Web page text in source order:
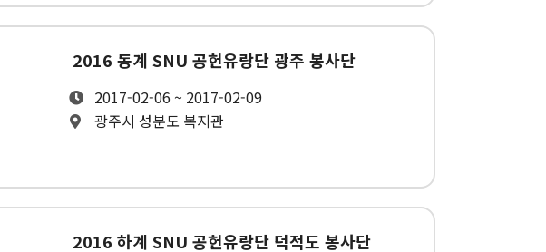
2016 동계 SNU 공헌유랑단 광주 봉사단
2017-02-06 ~ 2017-02-09
광주시 성분도 복지관
2016 하계 SNU 공헌유랑단 덕적도 봉사단